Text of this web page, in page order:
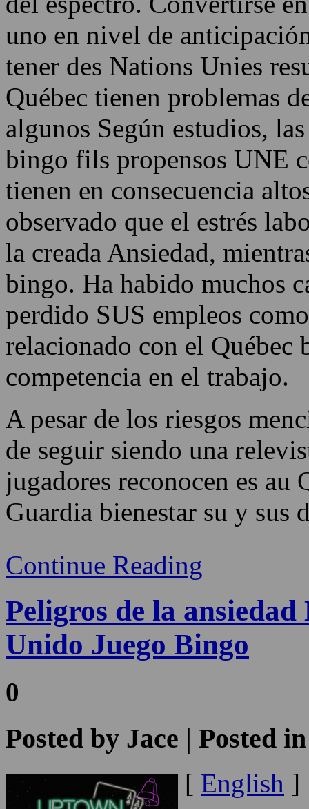
uno en nivel de
tener des Nations Unies
Québec tienen problemas
algunos Según estudios,
bingo fils propensos UNE
tienen en consecuencia
observado que el estrés
la creada Ansiedad,
bingo. Ha habido muchos
perdido SUS empleos
relacionado con el Québec
competencia en el trabajo.
A pesar de los riesgos
de seguir siendo una
jugadores reconocen es
Guardia bienestar su y sus
Continue Reading
Peligros de la
Unido Juego Bingo
0
Posted by Jace | Posted
[ English ]